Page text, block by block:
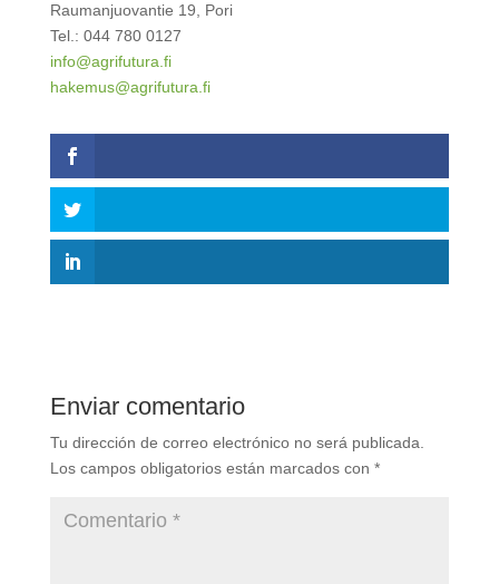
Raumanjuovantie 19, Pori
Tel.: 044 780 0127
info@agrifutura.fi
hakemus@agrifutura.fi
Enviar comentario
Tu dirección de correo electrónico no será publicada.
Los campos obligatorios están marcados con *